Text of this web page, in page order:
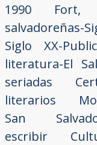
1990
Fort,
salvadoreñas-
Siglo XX-
literatura-El
seriadas
literarios
San
escribir